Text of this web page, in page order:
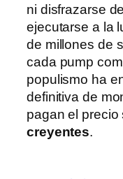
ni disfrazarse
ejecutarse a la
de millones de
cada pump
populismo ha
definitiva de
pagan el precio
creyentes.